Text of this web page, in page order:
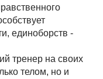
единоборств -
тренер на своих
телом, но и